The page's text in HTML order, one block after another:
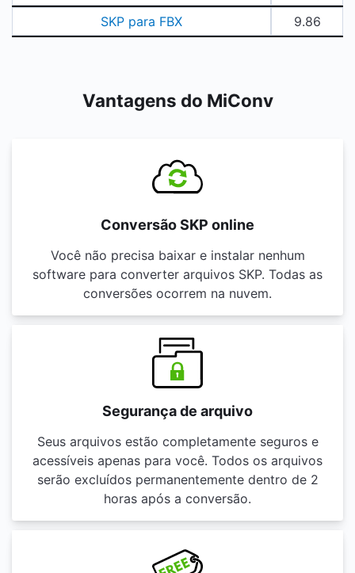
SKP para FBX
9.86
Vantagens do MiConv
Conversão SKP online
Você não precisa baixar e instalar nenhum
software para converter arquivos SKP. Todas as
conversões ocorrem na nuvem.
Segurança de arquivo
Seus arquivos estão completamente seguros e
acessíveis apenas para você. Todos os arquivos
serão excluídos permanentemente dentro de 2
horas após a conversão.